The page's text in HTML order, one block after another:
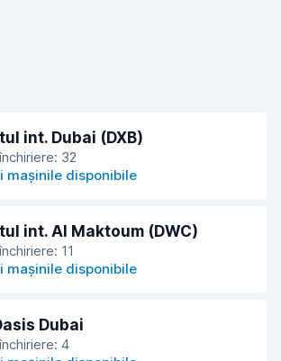
int. Dubai (DXB)
32
mașinile disponibile
int. Al Maktoum (DWC)
11
mașinile disponibile
Dubai
4